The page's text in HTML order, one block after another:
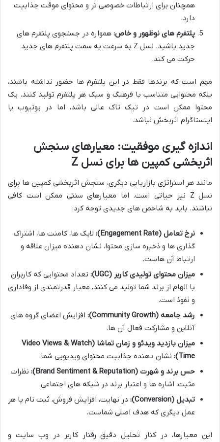
همچنان برای ارتباطات خصوصی تر و محتوای موقت جذابیت
دارد.
پلتفرم های نوظهور و خاص: همواره در جستجوی پلتفرم های
جدید باشید. نسل Z به سرعت به سمت پلتفرم های جدید
حرکت می کند.
مهم است که برندها فقط در این پلتفرم ها حضور نداشته باشند،
بلکه محتوایی متناسب با فرهنگ و سبک هر پلتفرم تولید کنند. یک
محتوا ممکن است در تیک تاک عالی باشد، اما در یوتیوب یا
اینستاگرام اثربخش نباشد.
اندازه گیری موفقیت: معیارهای سنجش
اثربخشی کمپین ها برای نسل Z
مانند هر استراتژی بازاریابی دیگری، سنجش اثربخشی کمپین ها برای
نسل Z نیز حیاتی است. اما معیارهای سنتی ممکن است کافی
نباشند. باید به شاخص های جدیدی توجه کرد:
نرخ تعامل (Engagement Rate):
لایک ها، کامنت ها، اشتراک
گذاری ها و ذخیره سازی محتوا، نشان دهنده میزان علاقه و
ارتباط آن هاست.
میزان محتوای تولیدی کاربر (UGC):
تعداد محتوایی که کاربران
با الهام از برند شما تولید می کنند، معیار قدرتمندی از وفاداری
و نفوذ است.
رشد جامعه (Community Growth):
افزایش اعضای گروه های
آنلاین و مشارکت فعال آن ها.
میزان بازدید ویدئو و زمان تماشا (Video Views & Watch
Time):
نشان دهنده جذابیت محتوای ویدیویی شما.
حس برند و شهرت (Brand Sentiment & Reputation):
نظرات
مثبت، اشاره ها و اعتبار برند در شبکه های اجتماعی.
تبدیل (Conversion):
در نهایت، افزایش فروش، ثبت نام یا هر
عمل دیگری که هدف اصلی شماست.
این معیارها، در کنار تحلیل دقیق رفتار کاربر در وب سایت و